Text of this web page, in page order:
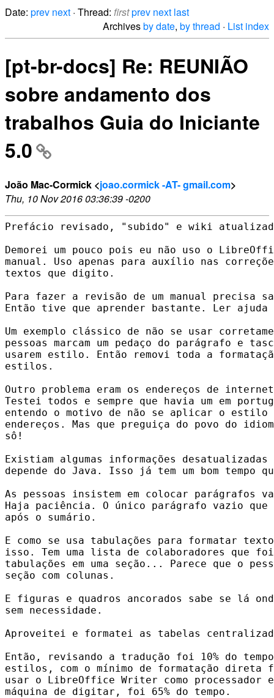
Date: prev next · Thread: firstprev next last
Archivesby date, by thread · List index
[pt-br-docs] Re: REUNIÃO
sobre andamento dos
trabalhos Guia do Iniciante
5.0
João Mac-Cormick <joao.cormick -AT- gmail.com>
Thu, 10 Nov 2016 03:36:39 -0200
Prefácio revisado, "subido" e wiki
Demorei um pouco pois eu não uso o
manual. Uso apenas para auxílio nas
textos que digito.
Para fazer a revisão de um manual precisa
Então tive que aprender bastante. Ler
Um exemplo clássico de não se usar
pessoas marcam um pedaço do parágrafo e
usarem estilo. Então removi toda a
estilos.
Outro problema eram os endereços de
Testei todos e sempre que havia um em
entendo o motivo de não se aplicar o
endereços. Mas que preguiça do povo do
sô!
Existiam algumas informações
depende do Java. Isso já tem um bom tempo
As pessoas insistem em colocar parágrafos
Haja paciência. O único parágrafo vazio que
após o sumário.
E como se usa tabulações para formatar
isso. Tem uma lista de colaboradores que
tabulações em uma seção... Parece que o
seção com colunas.
E figuras e quadros ancorados sabe se lá
sem necessidade.
Aproveitei e formatei as tabelas
Então, revisando a tradução foi 10% do
estilos, com o mínimo de formatação direta
usar o LibreOffice Writer como processador
máquina de digitar, foi 65% do tempo.